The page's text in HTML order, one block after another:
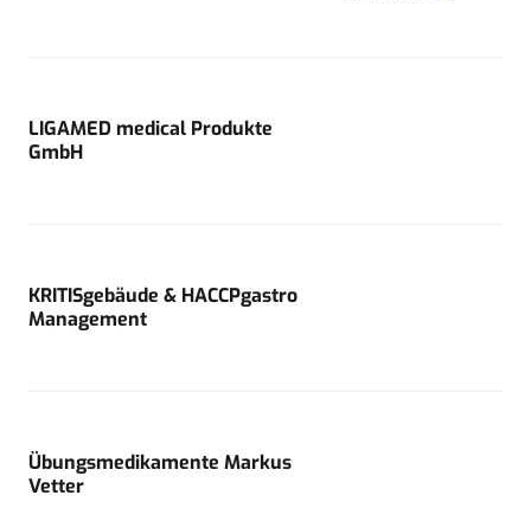
LIGAMED medical Produkte
GmbH
KRITISgebäude & HACCPgastro
Management
Übungsmedikamente Markus
Vetter